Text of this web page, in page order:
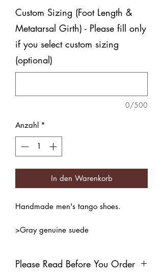
Custom Sizing (Foot Length &
Metatarsal Girth) - Please fill only
if you select custom sizing
(optional)
0/500
Anzahl *
In den Warenkorb
Handmade men's tango shoes.
>Gray genuine suede
Please Read Before You Order